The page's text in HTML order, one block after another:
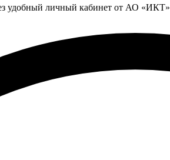
удобный личный кабинет от АО «ИКТ»